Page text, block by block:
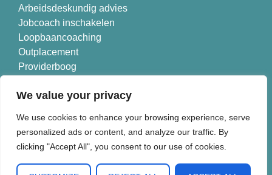
We value your privacy
We use cookies to enhance your browsing experience, serve
personalized ads or content, and analyze our traffic. By
clicking "Accept All", you consent to our use of cookies.
Arbeidsdeskundig advies
Jobcoach inschakelen
Loopbaancoaching
Outplacement
Providerboog
Nieuwe Koers is aangesloten bij: